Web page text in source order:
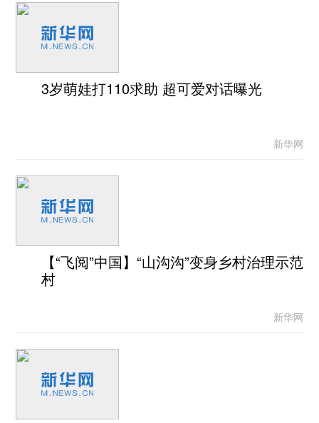
3岁萌娃打110求助 超可爱对话曝光
新华网
【“飞阅”中国】“山沟沟”变身乡村治理示范
村
新华网